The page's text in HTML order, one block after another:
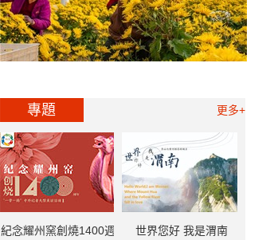
專題 更多+
紀念耀州窯創燒1400週 世界您好 我是渭南